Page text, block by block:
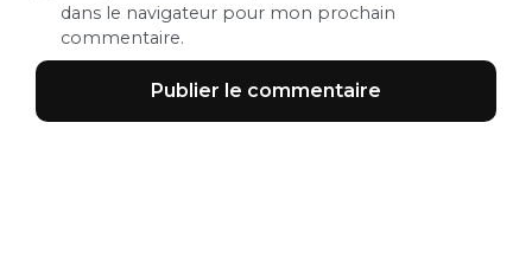
dans le navigateur pour mon prochain
commentaire.